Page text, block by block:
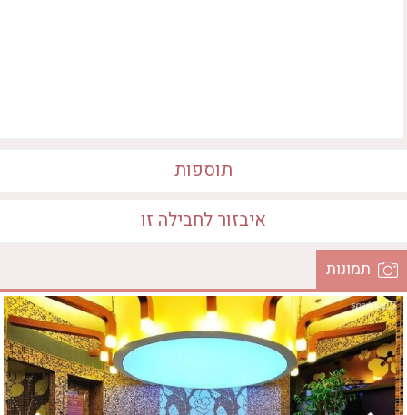
טיפולי קוסמטיקה
סאונה רטובה
סאונה יבשה
סוויטה
עיסוי אבנים חמות
עיסוי תאילנדי
שיאצו
תוספות
איבזור לחבילה זו
איבזור במקום
• סאונה יבשה
• טיפול קלאסי
• חדר כושר
תמונות
המקום